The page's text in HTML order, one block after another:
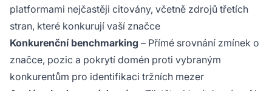
platformami nejčastěji citovány, včetně zdrojů třetích
stran, které konkurují vaší značce
Konkurenční benchmarking – Přímé srovnání zmínek o
značce, pozic a pokrytí domén proti vybraným
konkurentům pro identifikaci tržních mezer